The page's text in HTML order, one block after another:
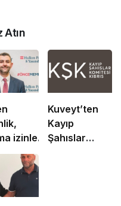
Atın
izinleri
öneriler
Kuveyt’ten
Kayıp
Şahıslar